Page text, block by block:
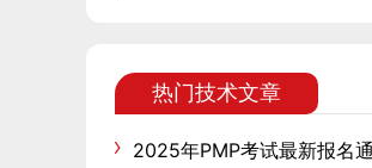
热门技术文章
2025年PMP考试最新报名